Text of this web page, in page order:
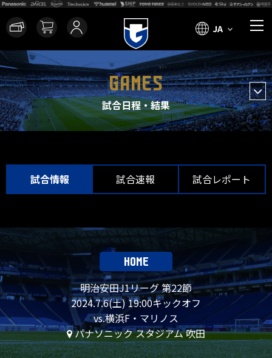
JA
GAMES
試合日程・結果
試合情報 試合速報 試合レポート
HOME
明治安田J1リーグ 第22節
2024.7.6(土) 19:00キックオフ
vs.横浜F・マリノス
パナソニック スタジアム 吹田